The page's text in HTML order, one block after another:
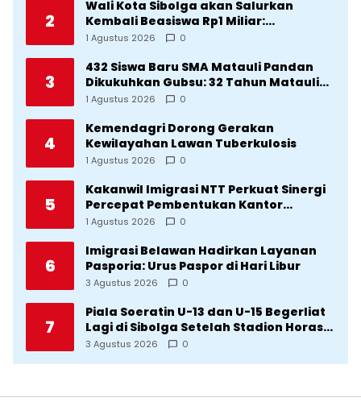
2
Wali Kota Sibolga akan Salurkan
Kembali Beasiswa Rp1 Miliar:
Diproritaskan Mahasiswa Korban
1 Agustus 2026 0
3
432 Siswa Baru SMA Matauli Pandan
Dikukuhkan Gubsu: 32 Tahun Matauli
Cetak SDM Unggul
1 Agustus 2026 0
4
Kemendagri Dorong Gerakan
Kewilayahan Lawan Tuberkulosis
1 Agustus 2026 0
5
Kakanwil Imigrasi NTT Perkuat Sinergi
Percepat Pembentukan Kantor
Imigrasi Sumba Timur
1 Agustus 2026 0
6
Imigrasi Belawan Hadirkan Layanan
Pasporia: Urus Paspor di Hari Libur
3 Agustus 2026 0
7
Piala Soeratin U-13 dan U-15 Begerliat
Lagi di Sibolga Setelah Stadion Horas
Direvitalisasi Wali Kota
3 Agustus 2026 0